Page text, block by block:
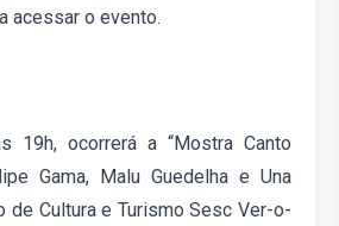
acessar o evento.
19h, ocorrerá a “Mostra Canto
Gama, Malu Guedelha e Una
de Cultura e Turismo Sesc Ver-o-